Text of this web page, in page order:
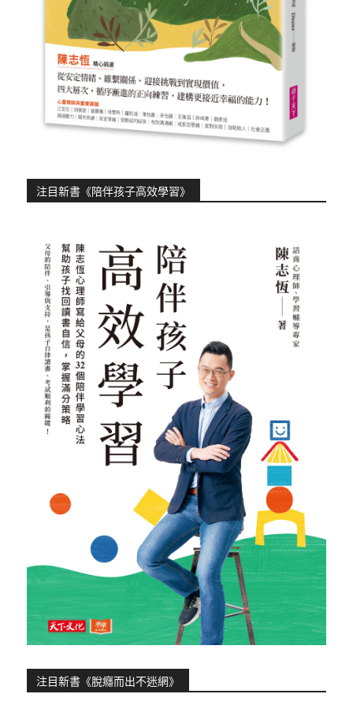
注目新書《陪伴孩子高效學習》
注目新書《脫癮而出不迷網》